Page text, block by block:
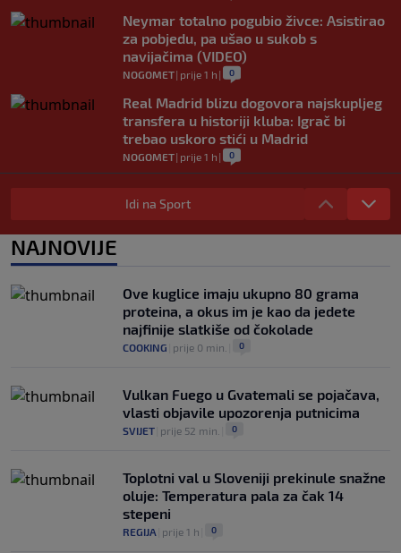
Neymar totalno pogubio živce: Asistirao
za pobjedu, pa ušao u sukob s
navijačima (VIDEO)
NOGOMET| prije 1 h | 0
Real Madrid blizu dogovora najskupljeg
transfera u historiji kluba: Igrač bi
trebao uskoro stići u Madrid
NOGOMET| prije 1 h | 0
Lara Gut-Behrami završila karijeru:
Jedna od najvećih skijašica svih
0
planova: Otkriveno šta je ponudio
Marokancima za podršku
NOGOMET |prije 2 h| 0
Idi na Sport
NAJNOVIJE
Ove kuglice imaju ukupno 80 grama
proteina, a okus im je kao da jedete
najfinije slatkiše od čokolade
COOKING prije 0 min. 0
Vulkan Fuego u Gvatemali se pojačava,
vlasti objavile upozorenja putnicima
SVIJET prije 52 min. 0
Toplotni val u Sloveniji prekinule snažne
oluje: Temperatura pala za čak 14
stepeni
REGIJA prije 1 h 0